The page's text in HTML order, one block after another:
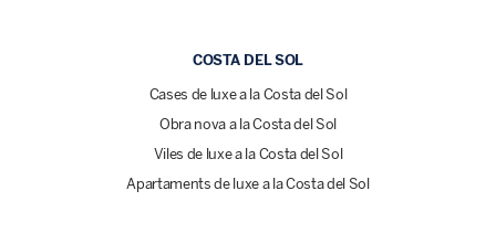
COSTA DEL SOL
Cases de luxe a la Costa del Sol
Obra nova a la Costa del Sol
Viles de luxe a la Costa del Sol
Apartaments de luxe a la Costa del Sol